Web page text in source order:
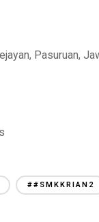
Pasuruan,
##SMKKRIAN2